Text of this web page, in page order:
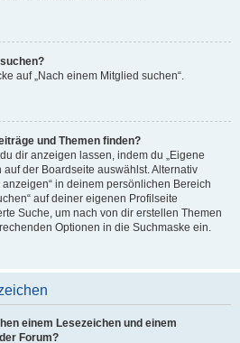
auf „Nach einem Mitglied suchen“.
und Themen finden?
dir anzeigen lassen, indem du „Eigene
auf der Boardseite auswählst. Alternativ
in deinem persönlichen Bereich
auf deiner eigenen Profilseite
Suche, um nach von dir erstellen Themen
Optionen in die Suchmaske ein.
einem Lesezeichen und einem
Forum?